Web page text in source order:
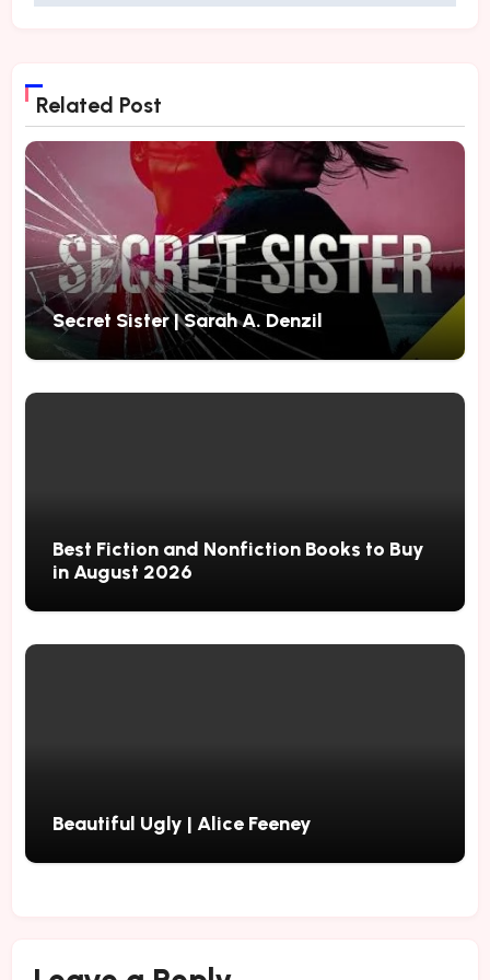
Related Post
Secret Sister | Sarah A. Denzil
Best Fiction and Nonfiction Books to Buy
in August 2026
Beautiful Ugly | Alice Feeney